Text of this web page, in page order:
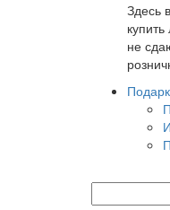
Здесь
не